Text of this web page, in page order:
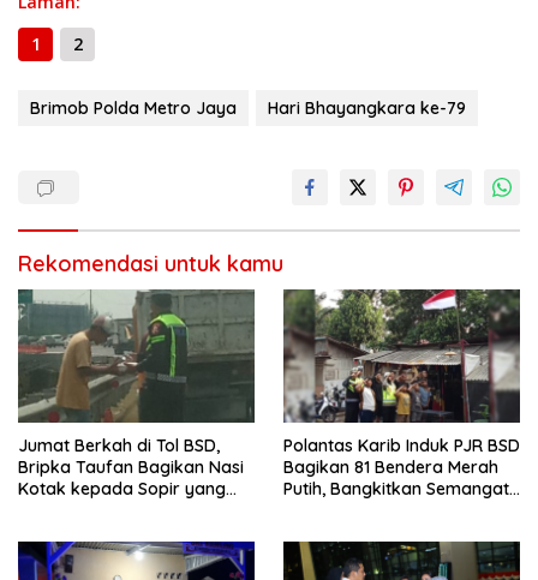
1
2
Brimob Polda Metro Jaya Hari Bhayangkara ke-79
Rekomendasi untuk kamu
Jumat Berkah di Tol BSD,
Bripka Taufan Bagikan Nasi
Kotak kepada Sopir yang
Polantas Karib Induk PJR BSD
Bagikan 81 Bendera Merah
Putih, Bangkitkan Semangat